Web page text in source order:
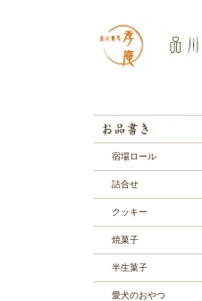
宿場ロール
詰合せ
クッキー
焼菓子
半生菓子
愛犬のおやつ